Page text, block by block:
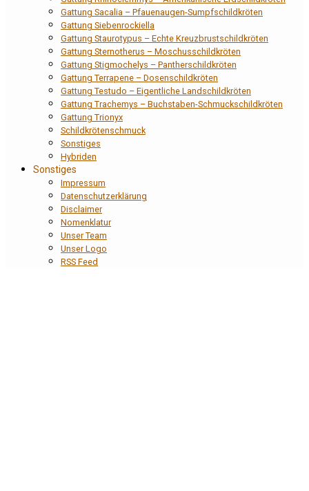
Gattung Sacalia – Pfauenaugen-Sumpfschildkröten
Gattung Siebenrockiella
Gattung Staurotypus – Echte Kreuzbrustschildkröten
Gattung Sternotherus – Moschusschildkröten
Gattung Stigmochelys – Pantherschildkröten
Gattung Terrapene – Dosenschildkröten
Gattung Testudo – Eigentliche Landschildkröten
Gattung Trachemys – Buchstaben-Schmuckschildkröten
Gattung Trionyx
Schildkrötenschmuck
Sonstiges
Hybriden
Sonstiges
Impressum
Datenschutzerklärung
Disclaimer
Nomenklatur
Unser Team
Unser Logo
RSS Feed